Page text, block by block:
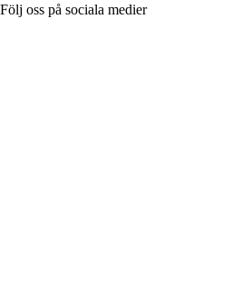
Följ oss på sociala medier